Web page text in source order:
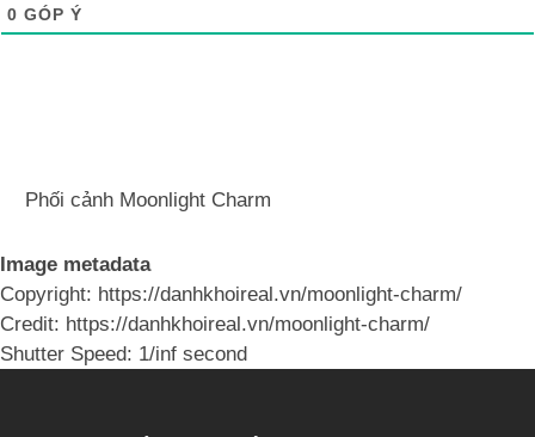
0 GÓP Ý
Phối cảnh Moonlight Charm
Image metadata
Copyright: https://danhkhoireal.vn/moonlight-charm/
Credit: https://danhkhoireal.vn/moonlight-charm/
Shutter Speed: 1/inf second